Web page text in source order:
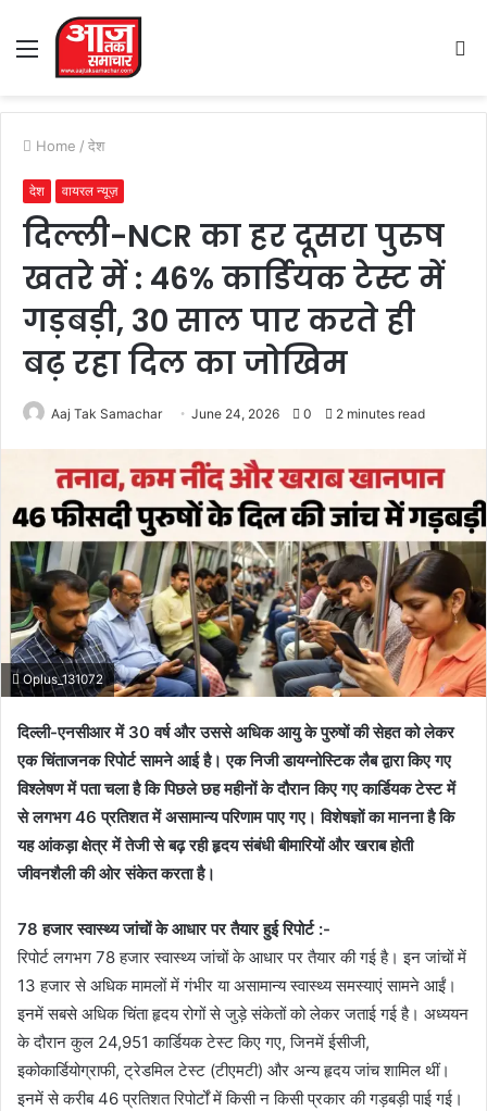
Menu
Home / देश
देश वायरल न्यूज़
दिल्ली-NCR का हर दूसरा पुरुष
खतरे में : 46% कार्डियक टेस्ट में
गड़बड़ी, 30 साल पार करते ही
बढ़ रहा दिल का जोखिम
Aaj Tak Samachar June 24, 2026 0 2 minutes read
Oplus_131072
दिल्ली-एनसीआर में 30 वर्ष और उससे अधिक आयु के पुरुषों की सेहत को लेकर
एक चिंताजनक रिपोर्ट सामने आई है। एक निजी डायग्नोस्टिक लैब द्वारा किए गए
विश्लेषण में पता चला है कि पिछले छह महीनों के दौरान किए गए कार्डियक टेस्ट में
से लगभग 46 प्रतिशत में असामान्य परिणाम पाए गए। विशेषज्ञों का मानना है कि
यह आंकड़ा क्षेत्र में तेजी से बढ़ रही हृदय संबंधी बीमारियों और खराब होती
जीवनशैली की ओर संकेत करता है।
78 हजार स्वास्थ्य जांचों के आधार पर तैयार हुई रिपोर्ट :-
रिपोर्ट लगभग 78 हजार स्वास्थ्य जांचों के आधार पर तैयार की गई है। इन जांचों में
13 हजार से अधिक मामलों में गंभीर या असामान्य स्वास्थ्य समस्याएं सामने आईं।
इनमें सबसे अधिक चिंता हृदय रोगों से जुड़े संकेतों को लेकर जताई गई है। अध्ययन
के दौरान कुल 24,951 कार्डियक टेस्ट किए गए, जिनमें ईसीजी,
इकोकार्डियोग्राफी, ट्रेडमिल टेस्ट (टीएमटी) और अन्य हृदय जांच शामिल थीं।
इनमें से करीब 46 प्रतिशत रिपोर्टों में किसी न किसी प्रकार की गड़बड़ी पाई गई।